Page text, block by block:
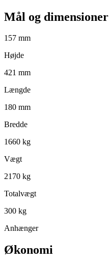
Mål og dimensioner
157 mm
Højde
421 mm
Længde
180 mm
Bredde
1660 kg
Vægt
2170 kg
Totalvægt
300 kg
Anhænger
Økonomi